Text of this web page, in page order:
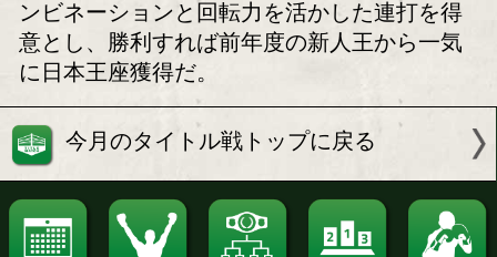
の壁か若き挑戦か?!
者の奈良井翼が20
翔太を迎え撃つ!
ボクモバの注目
日本Sフェザー級王者の奈良井が3度目
戦に挑む。今年5月には前王者・原優
をKOで退け、返り討ちに成功。鋭い踏